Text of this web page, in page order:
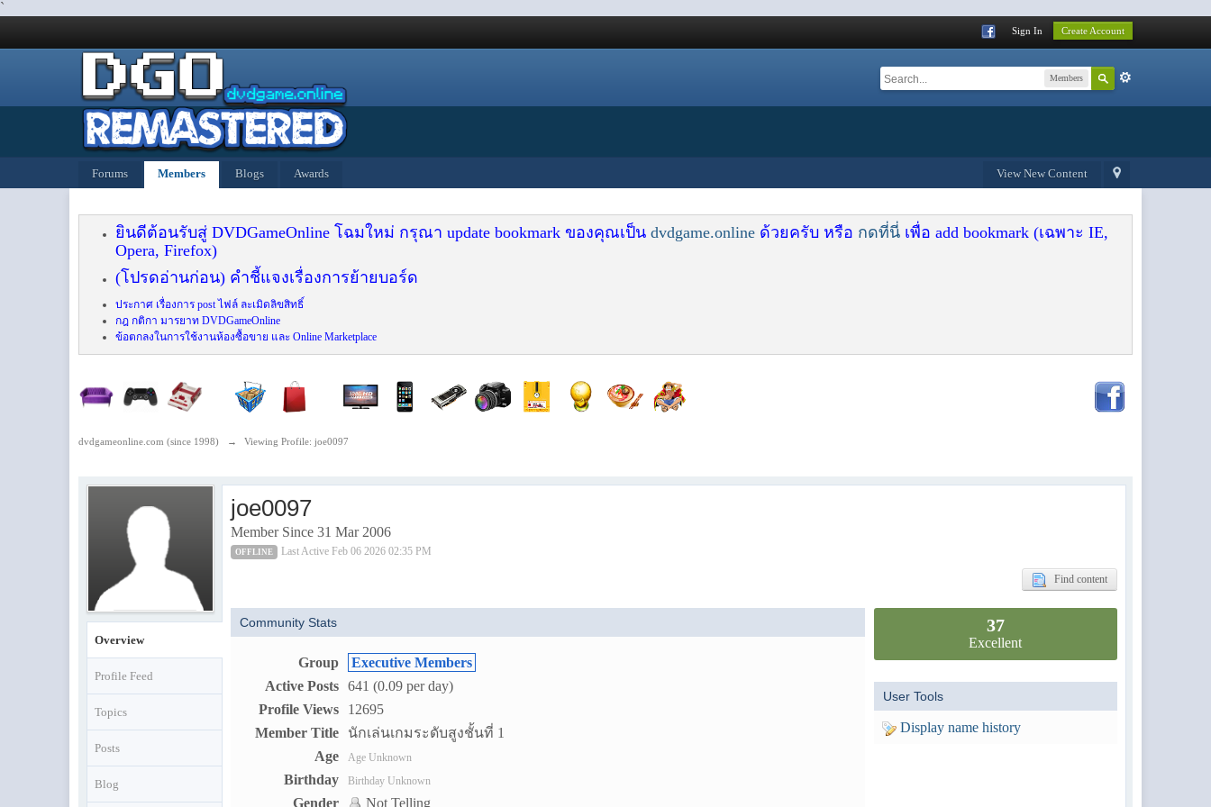
`
Sign In Create Account
Members
View New Content
Forums Members Blogs Awards
ยินดีต้อนรับสู่ DVDGameOnline โฉมใหม่ กรุณา update bookmark ของคุณเป็นdvdgame.online ด้วยครับ หรือ กดที่นี่ เพื่อ add bookmark (เฉพาะ IE,
Opera, Firefox)
(โปรดอ่านก่อน) คำชี้แจงเรื่องการย้ายบอร์ด
ประกาศ เรื่องการ post ไฟล์ ละเมิดลิขสิทธิ์
กฎ กติกา มารยาท DVDGameOnline
ข้อตกลงในการใช้งานห้องซื้อขาย และ Online Marketplace
dvdgameonline.com (since 1998) → Viewing Profile: joe0097
Overview
Profile Feed
Topics
Posts
Blog
joe0097
Member Since 31 Mar 2006
OFFLINE Last Active Feb 06 2026 02:35 PM
Find content
Community Stats
Group
Executive Members
Active Posts
641 (0.09 per day)
Profile Views
12695
Member Title
นักเล่นเกมระดับสูงชั้นที่ 1
Age
Age Unknown
Birthday Birthday Unknown
Gender Not Telling
37
Excellent
User Tools
Display name history